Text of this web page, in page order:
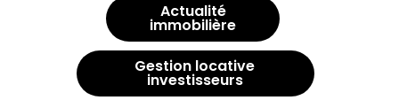
Actualité
immobilière
Gestion locative
investisseurs